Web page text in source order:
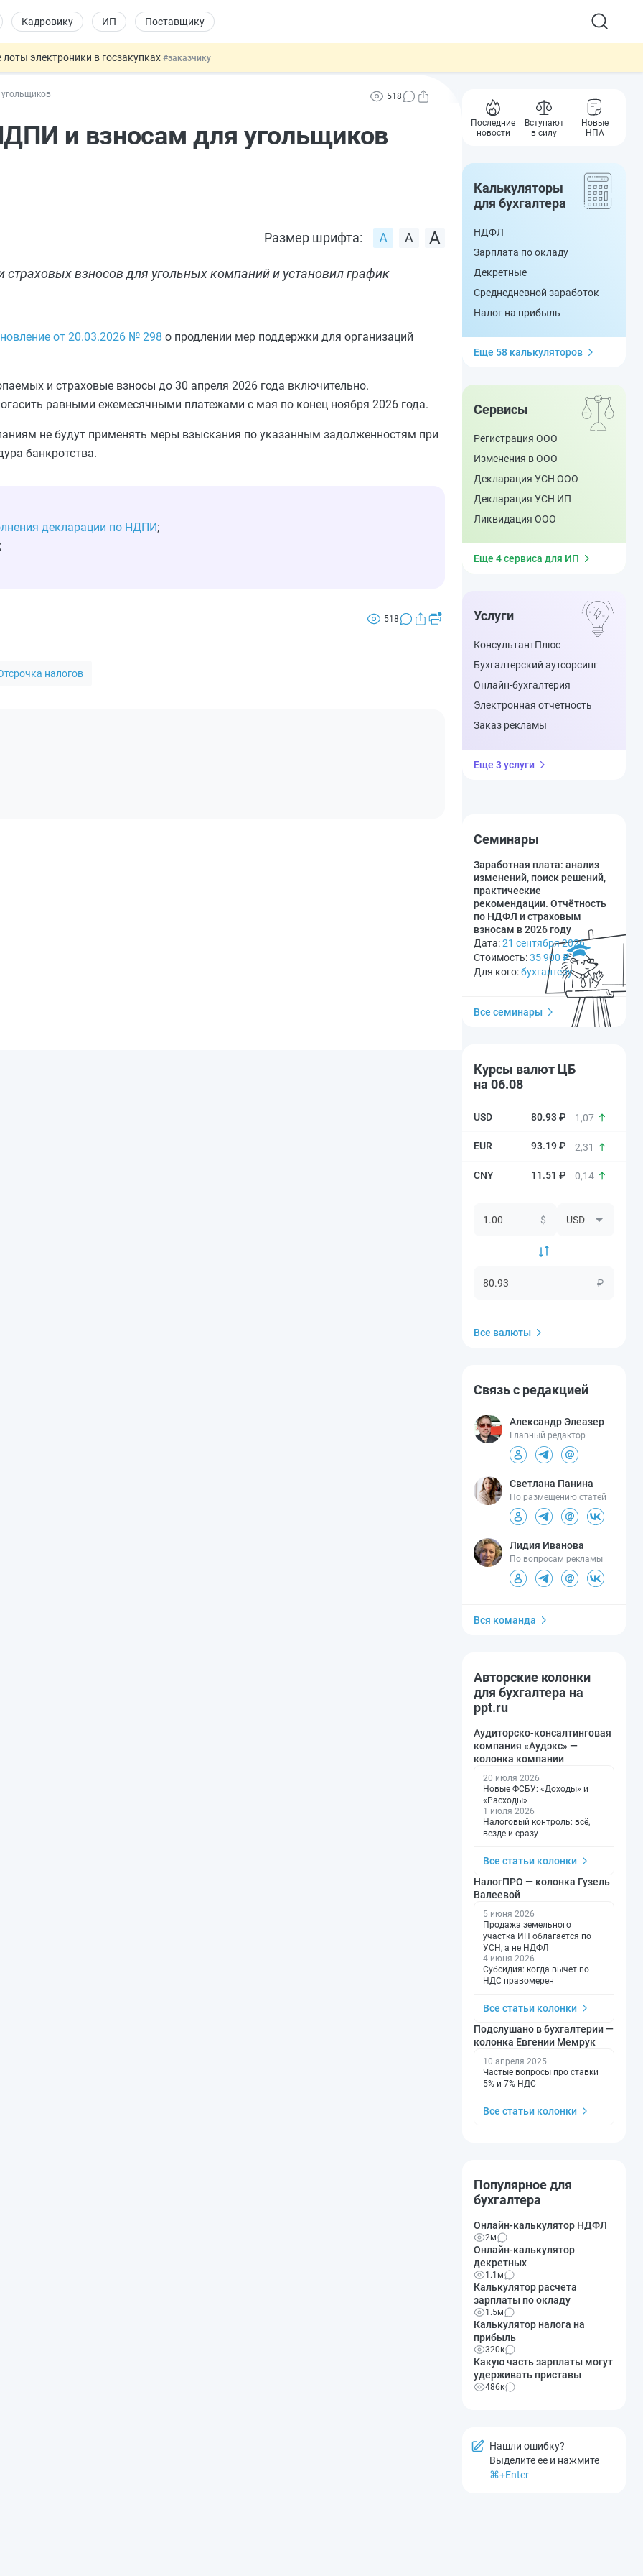
Кадровику ИП Поставщику
электроники в госзакупках #заказчику
сделках: инициатива
банковской гарантией #бухгалтеру
518
и взносам для угольщиков
Размер шрифта:
взносов для угольных компаний и установил график
от 20.03.2026 № 298 о продлении мер поддержки для организаций
и страховые взносы до 30 апреля 2026 года включительно.
равными ежемесячными платежами с мая по конец ноября 2026 года.
не будут применять меры взыскания по указанным задолженностям при
банкротства.
декларации по НДПИ;
;
518
налогов
Последние
новости
Вступают
в силу
Новые
НПА
Калькуляторы
для бухгалтера
НДФЛ
Зарплата по окладу
Декретные
Среднедневной заработок
Налог на прибыль
Еще 58 калькуляторов
Сервисы
Регистрация ООО
Изменения в ООО
Декларация УСН ООО
Декларация УСН ИП
Ликвидация ООО
Еще 4 сервиса для ИП
Услуги
КонсультантПлюс
Бухгалтерский аутсорсинг
Онлайн-бухгалтерия
Электронная отчетность
Заказ рекламы
Еще 3 услуги
Семинары
Заработная плата: анализ
изменений, поиск решений,
практические
рекомендации. Отчётность
по НДФЛ и страховым
взносам в 2026 году
Дата:21 сентября 2026
Стоимость:35 900 ₽
Для кого:бухгалтеру
Все семинары
Курсы валют ЦБ
на 06.08
80.93 ₽ 1,07
93.19 ₽ 2,31
11.51 ₽ 0,14
$
₽
Все валюты
Связь с редакцией
Александр Элеазер
Главный редактор
Светлана Панина
По размещению статей
Лидия Иванова
По вопросам рекламы
Вся команда
Авторские колонки
для бухгалтера на
ppt.ru
Аудиторско-консалтинговая
компания «Аудэкс» —
колонка компании
20 июля 2026
Новые ФСБУ: «Доходы» и
«Расходы»
1 июля 2026
Налоговый контроль: всё,
везде и сразу
Все статьи колонки
НалогПРО — колонка Гузель
Валеевой
5 июня 2026
Продажа земельного
участка ИП облагается по
УСН, а не НДФЛ
4 июня 2026
Субсидия: когда вычет по
НДС правомерен
Все статьи колонки
Подслушано в бухгалтерии —
колонка Евгении Мемрук
10 апреля 2025
Частые вопросы про ставки
5% и 7% НДС
Все статьи колонки
Популярное для
бухгалтера
Онлайн-калькулятор НДФЛ
2м
Онлайн-калькулятор
декретных
1.1м
Калькулятор расчета
зарплаты по окладу
1.5м
Калькулятор налога на
прибыль
320к
Какую часть зарплаты могут
удерживать приставы
486к
Нашли ошибку?
Выделите ее и нажмите
⌘+Enter